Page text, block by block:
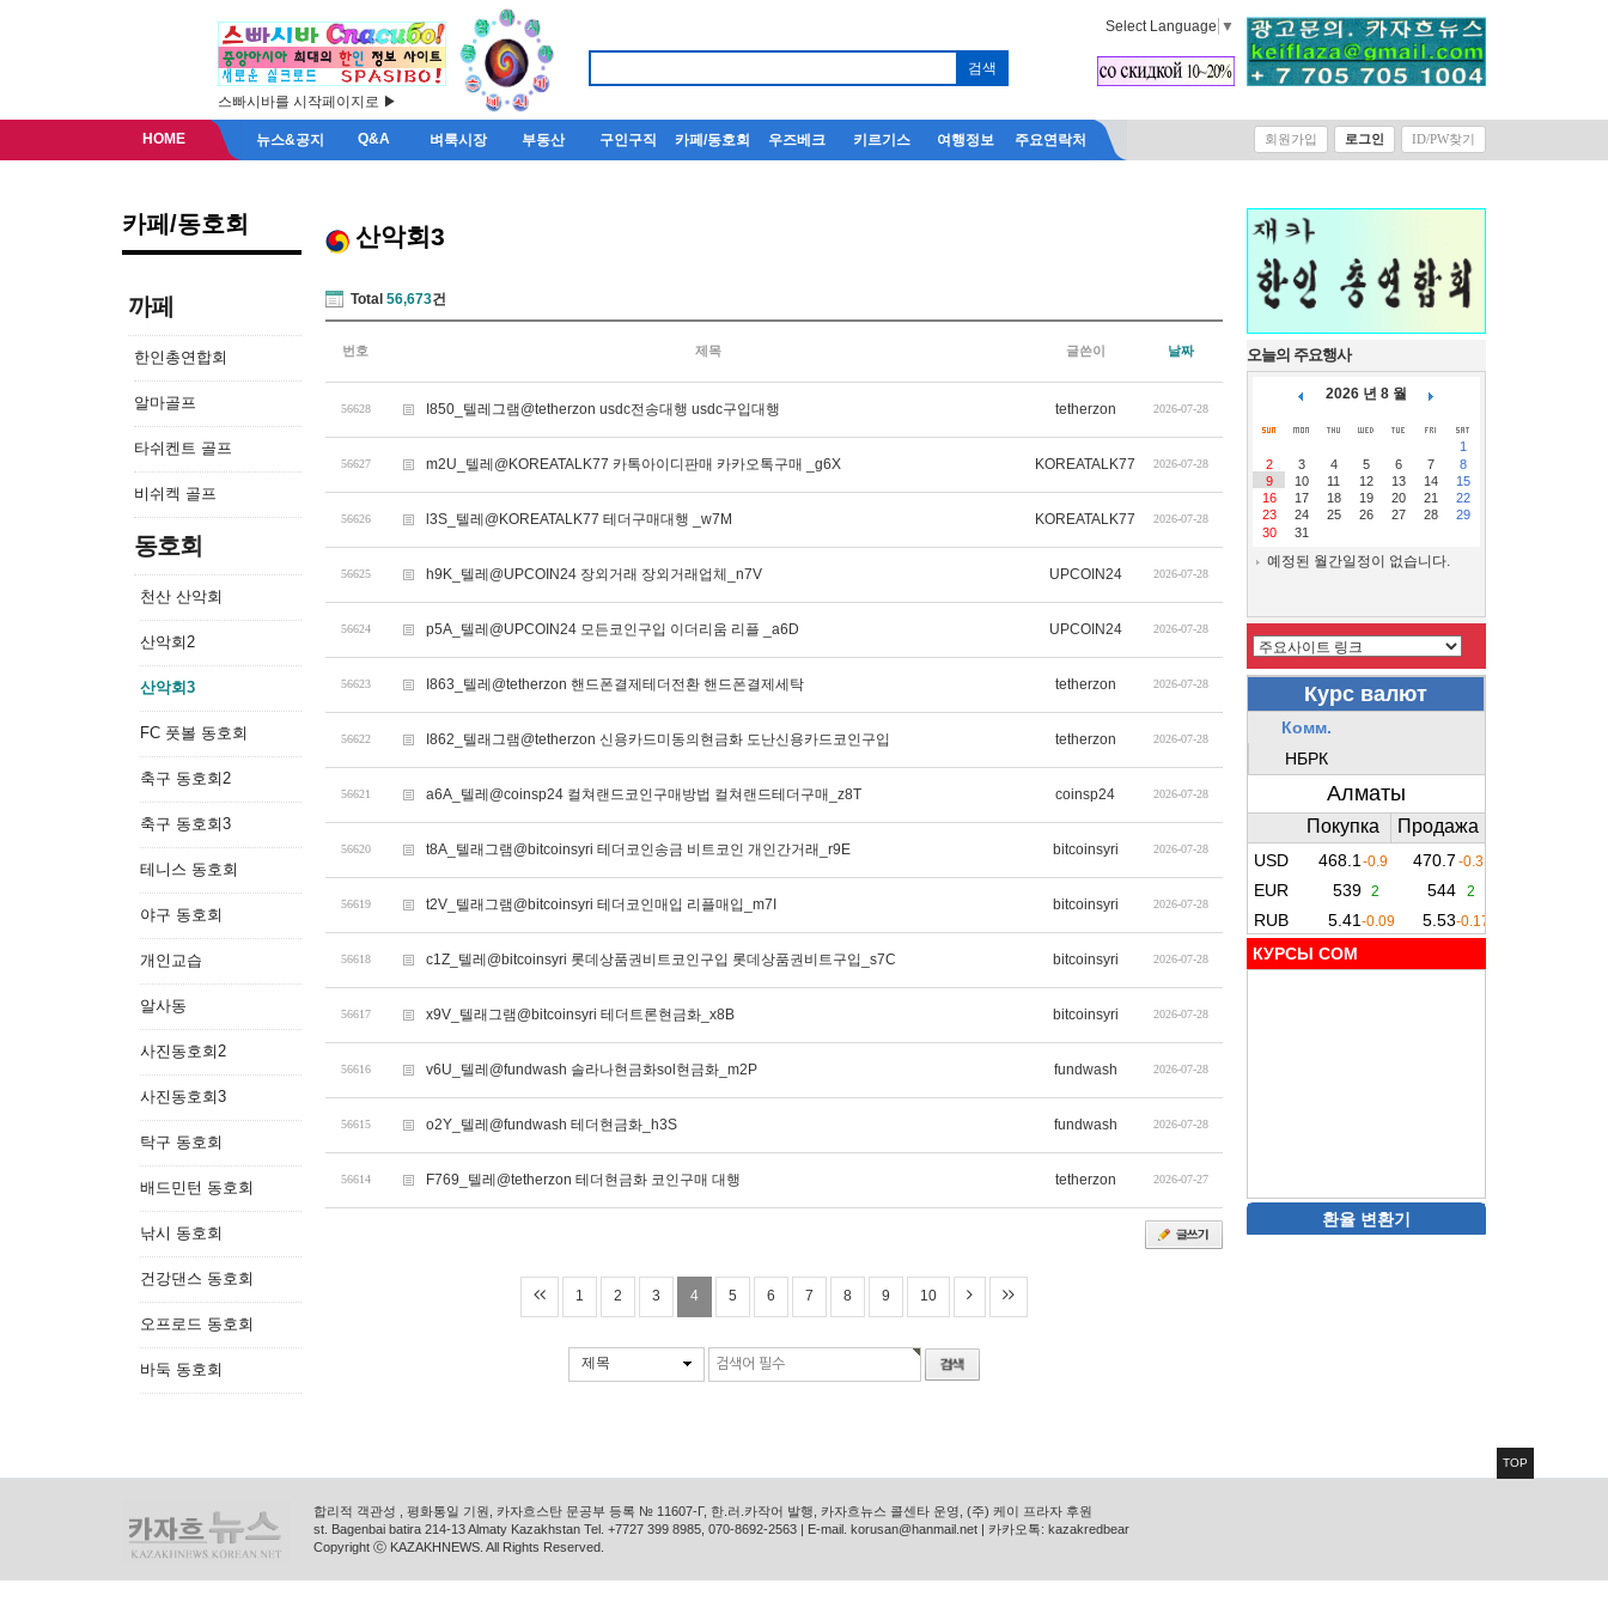
스빠시바를 시작페이지로 ▶
Select Language ▼
HOME 뉴스&공지 Q&A 벼룩시장 부동산 구인구직 카페/동호회 우즈베크 키르기스 여행정보 주요연락처 회원가입 로그인 ID/PW찾기
카페/동호회
까페
한인총연합회
알마골프
타쉬켄트 골프
비쉬켁 골프
동호회
천산 산악회
산악회2
산악회3
FC 풋볼 동호회
축구 동호회2
축구 동호회3
테니스 동호회
야구 동호회
개인교습
알사동
사진동호회2
사진동호회3
탁구 동호회
배드민턴 동호회
낚시 동호회
건강댄스 동호회
오프로드 동호회
바둑 동호회
산악회3
Total 56,673건
번호 제목 글쓴이 날짜
56628 I850_텔레그램@tetherzon usdc전송대행 usdc구입대행 tetherzon 2026-07-28
56627 m2U_텔레@KOREATALK77 카톡아이디판매 카카오톡구매 _g6X KOREATALK77 2026-07-28
56626 l3S_텔레@KOREATALK77 테더구매대행 _w7M KOREATALK77 2026-07-28
56625 h9K_텔레@UPCOIN24 장외거래 장외거래업체_n7V UPCOIN24 2026-07-28
56624 p5A_텔레@UPCOIN24 모든코인구입 이더리움 리플 _a6D UPCOIN24 2026-07-28
56623 I863_텔레@tetherzon 핸드폰결제테더전환 핸드폰결제세탁 tetherzon 2026-07-28
56622 I862_텔래그램@tetherzon 신용카드미동의현금화 도난신용카드코인구입 tetherzon 2026-07-28
56621 a6A_텔레@coinsp24 컬쳐랜드코인구매방법 컬쳐랜드테더구매_z8T coinsp24 2026-07-28
56620 t8A_텔래그램@bitcoinsyri 테더코인송금 비트코인 개인간거래_r9E bitcoinsyri 2026-07-28
56619 t2V_텔래그램@bitcoinsyri 테더코인매입 리플매입_m7I bitcoinsyri 2026-07-28
56618 c1Z_텔레@bitcoinsyri 롯데상품권비트코인구입 롯데상품권비트구입_s7C bitcoinsyri 2026-07-28
56617 x9V_텔래그램@bitcoinsyri 테더트론현금화_x8B bitcoinsyri 2026-07-28
56616 v6U_텔레@fundwash 솔라나현금화sol현금화_m2P fundwash 2026-07-28
56615 o2Y_텔레@fundwash 테더현금화_h3S fundwash 2026-07-28
56614 F769_텔레@tetherzon 테더현금화 코인구매 대행 tetherzon 2026-07-27
1 2 3 4 5 6 7 8 9 10
제목
오늘의 주요행사
2026 년 8 월
1
2
3 4 5 6 7
8
9
10 11 12 13 14
15
16
17 18 19 20 21
22
23
24 25 26 27 28
29
30
31
예정된 월간일정이 없습니다.
КУРСЫ COM
환율 변환기
합리적 객관성 , 평화통일 기원, 카자흐스탄 문공부 등록 № 11607-Г, 한.러.카작어 발행, 카자흐뉴스 콜센타 운영, (주) 케이 프라자 후원
st. Bagenbai batira 214-13 Almaty Kazakhstan Tel. +7727 399 8985, 070-8692-2563 | E-mail. korusan@hanmail.net | 카카오톡: kazakredbear
Copyright ⓒ KAZAKHNEWS. All Rights Reserved.
TOP